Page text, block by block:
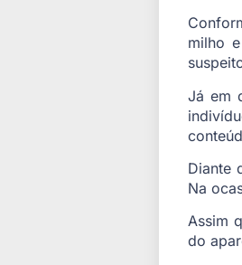
milho
Já em
Diante
Na
Assim
do